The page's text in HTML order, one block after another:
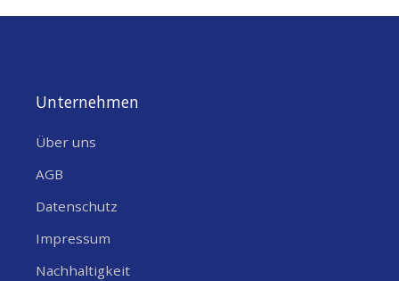
Unternehmen
Über uns
AGB
Datenschutz
Impressum
Nachhaltigkeit